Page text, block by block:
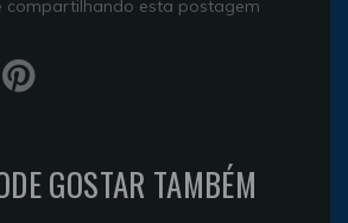
compartilhando esta postagem
GOSTAR TAMBÉM